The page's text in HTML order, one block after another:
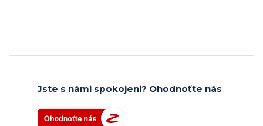
Jste s námi spokojeni? Ohodnoťte nás